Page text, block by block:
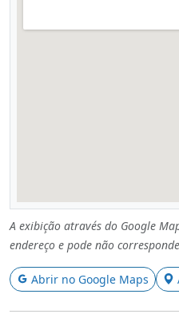
A exibição através do Google
endereço e pode não
Abrir no Google Maps